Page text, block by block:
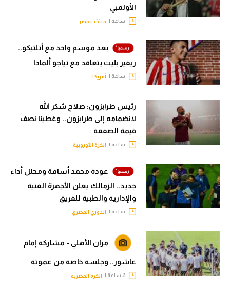
الأولمبي
ساعة | منتخب مصر
بعد موسم واحد مع أتلتيكو..
ريفير بليت يتعاقد مع تياجو ألمادا
ساعة | أمريكا
رئيس طرابزون: صلاح شكر الله
لانضمامه إلى طرابزون.. وغطينا نصف
قيمة الصفقة
ساعة | الكرة الأوروبية
عودة محمد أسامة ومحلل أداء
جديد.. الزمالك يعلن الأجهزة الفنية
والإدارية والطبية للفريق
ساعة | الدوري المصري
مران الأهلي - مشاركة إمام
عاشور.. وجلسة خاصة من عموتة
الكرة المصرية